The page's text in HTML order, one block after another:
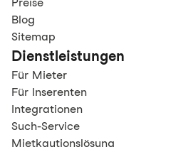
Blog
Sitemap
Dienstleistungen
Für Mieter
Für Inserenten
Integrationen
Such-Service
Mietkautionslösung